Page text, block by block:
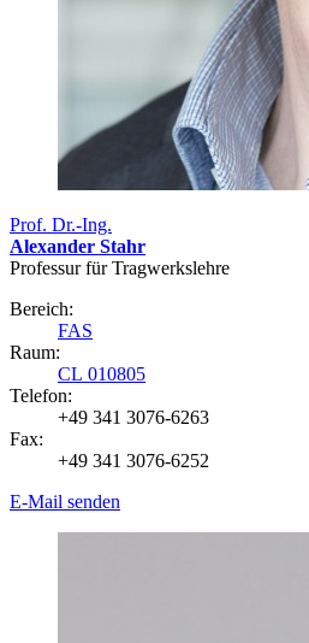
Prof. Dr.-Ing.
Alexander Stahr
Professur für Tragwerkslehre
Bereich:
FAS
Raum:
CL 010805
Telefon:
+49 341 3076-6263
Fax:
+49 341 3076-6252
E-Mail senden